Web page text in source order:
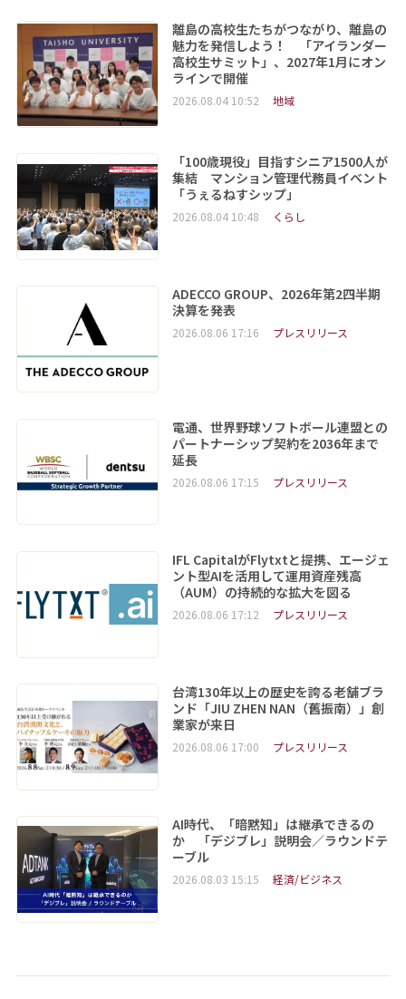
離島の高校生たちがつながり、離島の
魅力を発信しよう！ 「アイランダー
高校生サミット」、2027年1月にオン
ラインで開催
2026.08.04 10:52 地域
「100歳現役」目指すシニア1500人が
集結 マンション管理代務員イベント
「うぇるねすシップ」
2026.08.04 10:48 くらし
ADECCO GROUP、2026年第2四半期
決算を発表
2026.08.06 17:16 プレスリリース
電通、世界野球ソフトボール連盟との
パートナーシップ契約を2036年まで
延長
2026.08.06 17:15 プレスリリース
IFL CapitalがFlytxtと提携、エージェ
ント型AIを活用して運用資産残高
（AUM）の持続的な拡大を図る
2026.08.06 17:12 プレスリリース
台湾130年以上の歴史を誇る老舗ブラ
ンド「JIU ZHEN NAN（舊振南）」創
業家が来日
2026.08.06 17:00 プレスリリース
AI時代、「暗黙知」は継承できるの
か 「デジブレ」説明会／ラウンドテ
ーブル
2026.08.03 15:15 経済/ビジネス